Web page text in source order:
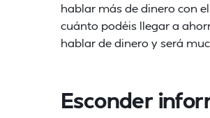
hablar más de dinero con
cuánto podéis llegar a
hablar de dinero y será
Esconder